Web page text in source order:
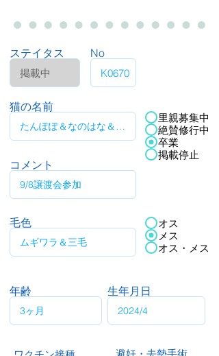
ステイタス No
猫の名前
コメント
里親募集中
絶賛修行中
卒業
掲載停止
毛色
オス
メス
オス・メス
年齢 生年月日
避妊・去勢手術